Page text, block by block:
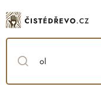
na
obsah